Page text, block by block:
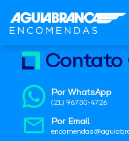
Contato
Por WhatsApp
(21) 96730-4726
Por Email